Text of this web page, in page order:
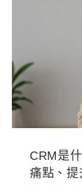
CRM是
痛點、提